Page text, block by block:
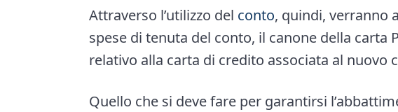
Attraverso l’utilizzo del conto, quindi, verranno
spese di tenuta del conto, il canone della carta
relativo alla carta di credito associata al nuovo
Quello che si deve fare per garantirsi